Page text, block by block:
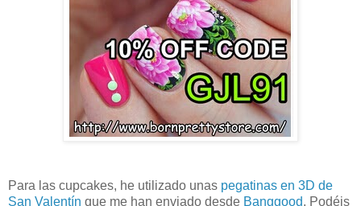
Para las cupcakes, he utilizado unas pegatinas en 3D de
San Valentín que me han enviado desde Banggood. Podéis